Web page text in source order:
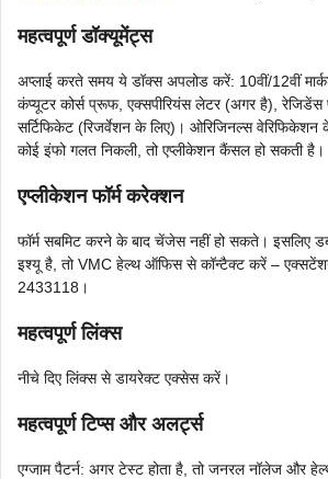
महत्वपूर्ण डॉक्यूमेंट्स
अप्लाई करते समय ये डॉक्स अपलोड करें: 10वीं/12वीं
कंप्यूटर कोर्स प्रूफ, एक्सपीरियंस लेटर (अगर है),
सर्टिफिकेट (रिजर्वेशन के लिए)। ओरिजिनल्स
कोई इंफो गलत निकली, तो एप्लीकेशन कैंसल हो सकती है।
एप्लीकेशन फॉर्म करेक्शन
फॉर्म सबमिट करने के बाद चेंजेस नहीं हो सकते। इसलिए
इश्यू है, तो VMC हेल्थ ऑफिस से कॉन्टैक्ट करें –
2433118।
महत्वपूर्ण लिंक्स
नीचे दिए लिंक्स से डायरेक्ट एक्सेस करें।
महत्वपूर्ण टिप्स और अलर्ट्स
एग्जाम पैटर्न: अगर टेस्ट होता है, तो जनरल नॉलेज और